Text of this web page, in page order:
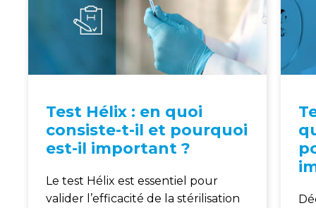
Test Hélix : en quoi
consiste-t-il et pourquoi
est-il important ?
Le test Hélix est essentiel pour
valider l’efficacité de la stérilisation